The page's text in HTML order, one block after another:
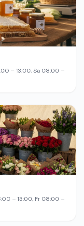
– 13:00, Sa 08:00 –
– 13:00, Fr 08:00 –